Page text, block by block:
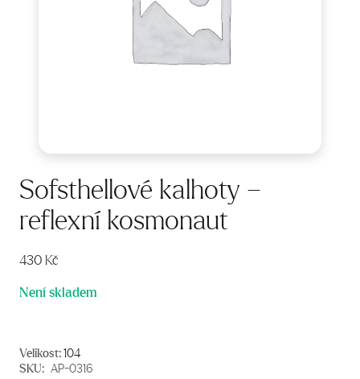
Sofsthellové kalhoty –
reflexní kosmonaut
430 Kč
Není skladem
Velikost:104
SKU: AP-0316